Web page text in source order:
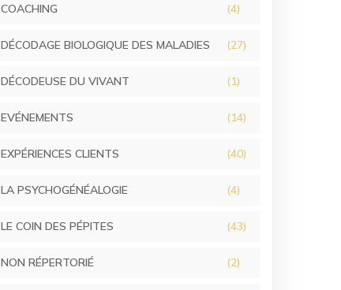
COACHING (4)
DÉCODAGE BIOLOGIQUE DES MALADIES (27)
DÉCODEUSE DU VIVANT (1)
EVÉNEMENTS (14)
EXPÉRIENCES CLIENTS (40)
LA PSYCHOGÉNÉALOGIE (4)
LE COIN DES PÉPITES (43)
NON RÉPERTORIÉ (2)